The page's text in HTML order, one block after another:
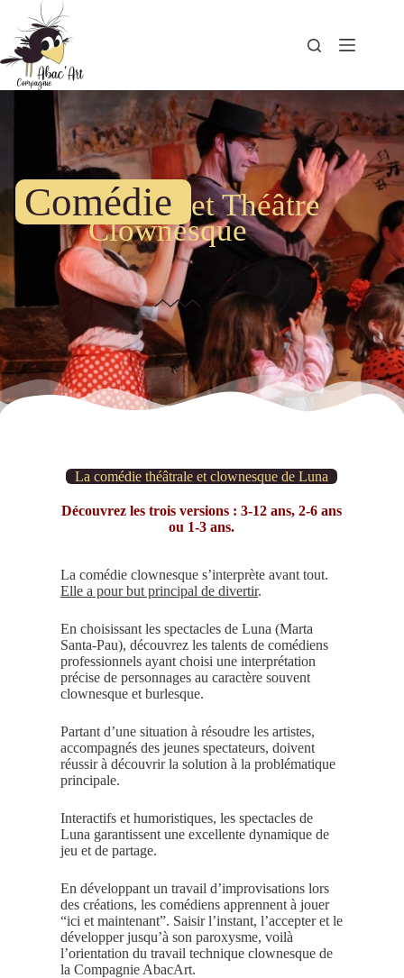
Comédie et Théâtre
Clownesque
La comédie théâtrale et clownesque de Luna
Découvrez les trois versions : 3-12 ans, 2-6 ans
ou 1-3 ans.
La comédie clownesque s’interprète avant tout.
Elle a pour but principal de divertir.
En choisissant les spectacles de Luna (Marta
Santa-Pau), découvrez les talents de comédiens
professionnels ayant choisi une interprétation
précise de personnages au caractère souvent
clownesque et burlesque.
Partant d’une situation à résoudre les artistes,
accompagnés des jeunes spectateurs, doivent
réussir à découvrir la solution à la problématique
principale.
Interactifs et humoristiques, les spectacles de
Luna garantissent une excellente dynamique de
jeu et de partage.
En développant un travail d’improvisations lors
des créations, les comédiens apprennent à jouer
“ici et maintenant”. Saisir l’instant, l’accepter et le
développer jusqu’à son paroxysme, voilà
l’orientation du travail technique clownesque de
la Compagnie AbacArt.